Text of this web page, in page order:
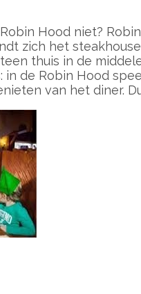
Hood niet?
zich het
thuis in de
in de Robin Hood
van het diner.